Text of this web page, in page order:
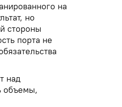
на
но
стороны
порта не
над
объемы,